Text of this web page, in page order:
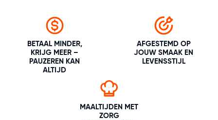
BETAAL MINDER,
KRIJG MEER –
PAUZEREN KAN
ALTIJD
AFGESTEMD OP
JOUW SMAAK EN
LEVENSSTIJL
MAALTIJDEN MET
ZORG